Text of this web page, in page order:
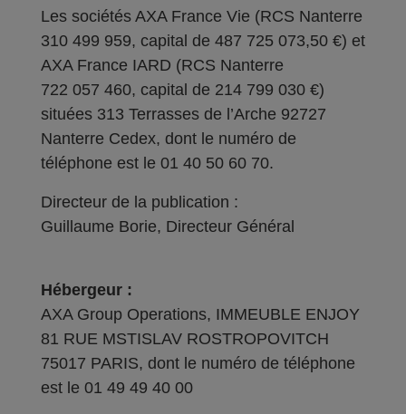
Les sociétés AXA France Vie (RCS Nanterre
310 499 959, capital de 487 725 073,50 €) et
AXA France IARD (RCS Nanterre
722 057 460, capital de 214 799 030 €)
situées 313 Terrasses de l’Arche 92727
Nanterre Cedex, dont le numéro de
téléphone est le 01 40 50 60 70.
Directeur de la publication :
Guillaume Borie, Directeur Général
Hébergeur :
AXA Group Operations, IMMEUBLE ENJOY
81 RUE MSTISLAV ROSTROPOVITCH
75017 PARIS, dont le numéro de téléphone
est le 01 49 49 40 00